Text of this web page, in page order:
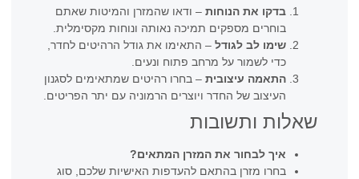
בדקו את הנוחות– ודאו שהמזרן והמיטות שאתם
בוחרים מספקים תמיכה נאותה ונוחות מקסימלית.
שימו לב לגודל– התאימו את גודל הרהיטים לחדר,
כדי לשמור על מרחב פתוח ונעים.
התאמה עיצובית– בחרו רהיטים שמתאימים לסגנון
העיצוב של החדר ויוצרים הרמוניה עם יתר הפריטים.
שאלות ותשובות
איך לבחור את המזרן המתאים?
בחרו מזרן בהתאם להעדפות האישיות שלכם, סוג